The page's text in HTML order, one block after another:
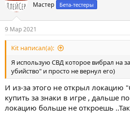
Мастер Бета-тестеры
9 Мар 2021
Kit написал(а):
Я использую СВД которое вибрал на
убийство" и просто не вернул его)
И из-за этого не открыл локацию
купить за знаки в игре , дальше
локацию больше не откроешь